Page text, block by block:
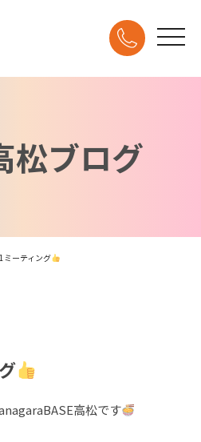
松ブログ
ミーティング
高松です